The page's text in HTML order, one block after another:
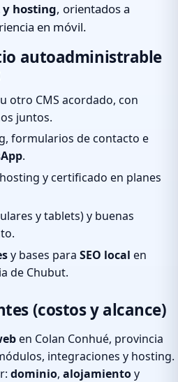
y hosting, orientados a
en móvil.
autoadministrable
u otro CMS acordado, con
juntos.
formularios de contacto e
.
y certificado en planes
y tablets) y buenas
y bases para SEO local en
de Chubut.
(costos y alcance)
en Colan Conhué, provincia
integraciones y hosting.
dominio, alojamientoy